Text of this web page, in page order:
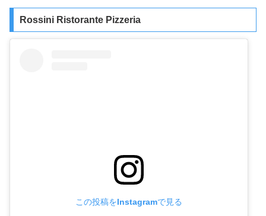
Rossini Ristorante Pizzeria
この投稿をInstagramで見る